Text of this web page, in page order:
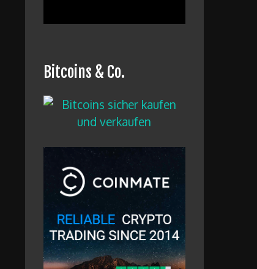
Bitcoins & Co.